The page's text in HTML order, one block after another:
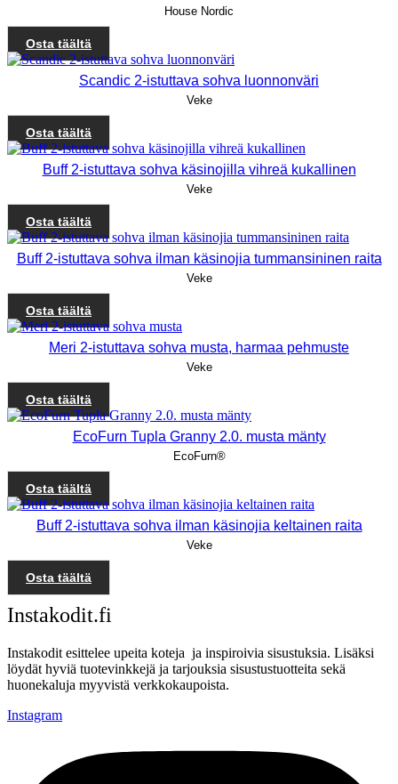
House Nordic
Osta täältä
Scandic 2-istuttava sohva luonnonväri
Veke
Osta täältä
Buff 2-istuttava sohva käsinojilla vihreä kukallinen
Veke
Osta täältä
Buff 2-istuttava sohva ilman käsinojia tummansininen raita
Veke
Osta täältä
Meri 2-istuttava sohva musta, harmaa pehmuste
Veke
Osta täältä
EcoFurn Tupla Granny 2.0. musta mänty
EcoFurn®
Osta täältä
Buff 2-istuttava sohva ilman käsinojia keltainen raita
Veke
Osta täältä
Instakodit.fi
Instakodit esittelee upeita koteja ja inspiroivia sisustuksia. Lisäksi
löydät hyviä tuotevinkkejä ja tarjouksia sisustustuotteita sekä
huonekaluja myyvistä verkkokaupoista.
Instagram